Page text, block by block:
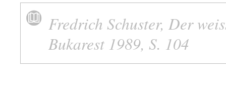
Fredrich Schuster, Der
Bukarest 1989, S. 104